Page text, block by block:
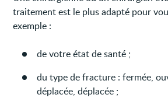
traitement est le plus adapté pour
exemple :
de votre état de santé ;
du type de fracture : fermée,
déplacée, déplacée ;